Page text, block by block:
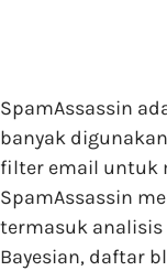
SpamAssassin
banyak
filter email untuk
SpamAssassin
termasuk
Bayesian, daftar